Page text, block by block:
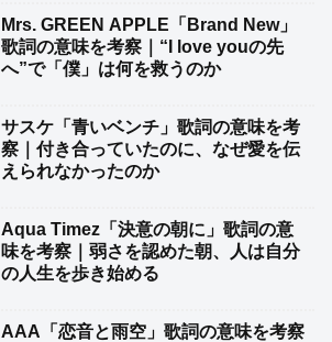
Mrs. GREEN APPLE「Brand New」
歌詞の意味を考察｜“I love youの先
へ”で「僕」は何を救うのか
サスケ「青いベンチ」歌詞の意味を考
察｜付き合っていたのに、なぜ愛を伝
えられなかったのか
Aqua Timez「決意の朝に」歌詞の意
味を考察｜弱さを認めた朝、人は自分
の人生を歩き始める
AAA「恋音と雨空」歌詞の意味を考察